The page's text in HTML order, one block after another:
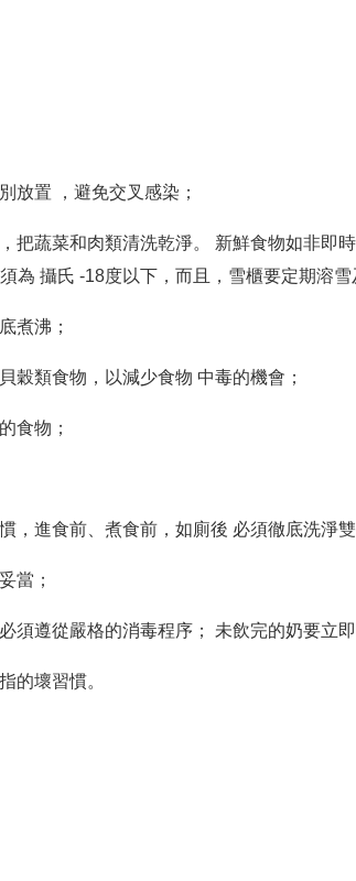
放置 ，避免交叉感染；
把蔬菜和肉類清洗乾淨。 新鮮食物如非即
為 攝氏 -18度以下，而且，雪櫃要定期溶雪
煮沸；
穀類食物，以減少食物 中毒的機會；
食物；
，進食前、煮食前，如廁後 必須徹底洗淨雙
當；
須遵從嚴格的消毒程序； 未飲完的奶要立
的壞習慣。